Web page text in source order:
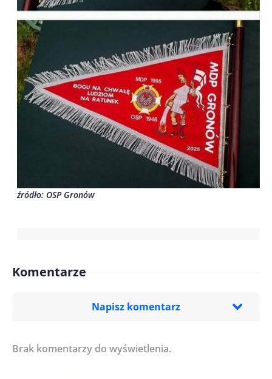
źródło: OSP Gronów
Komentarze
Napisz komentarz
Imię/ Nick*
Brak komentarzy do wyświetlenia.